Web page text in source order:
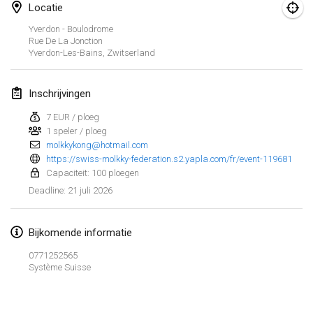
Locatie
Yverdon - Boulodrome
Rue De La Jonction
Yverdon-Les-Bains Zwitserland
Inschrijvingen
7 EUR / ploeg
1 speler / ploeg
molkkykong@hotmail.com
https://swiss-molkky-federation.s2.yapla.com/fr/event-119681
Capaciteit: 100 ploegen
Deadline: 21 juli 2026
Bijkomende informatie
0771252565
Système Suisse
1 feb. 2026|Australië
Indoor Polish Open 2026 - Doubles
7 feb. 2026
Lazala Indoor Cup ZMGZEG
7 feb. 2026|Hongarije
Indoor Polish Open 2026 - Singles
8 feb. 2026 |Polen
14 feb. 2026|Italië
GB Master